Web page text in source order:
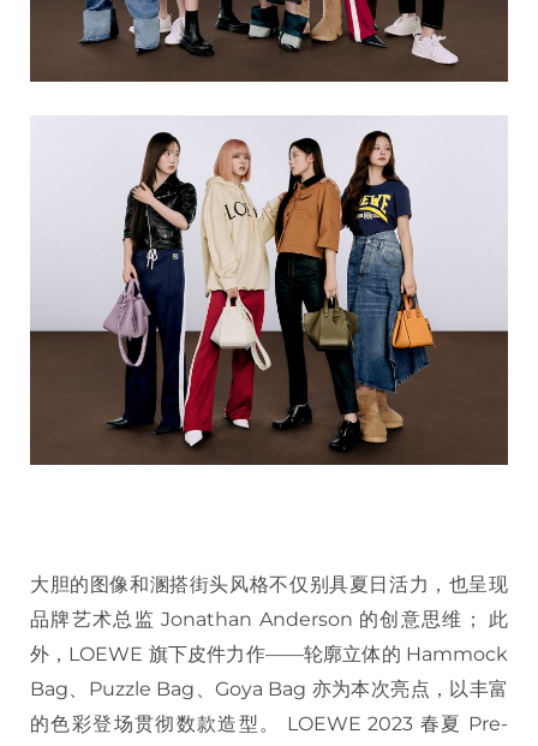
大胆的图像和溷搭街头风格不仅别具夏日活力，也呈现
品牌艺术总监 Jonathan Anderson 的创意思维； 此
外，LOEWE 旗下皮件力作——轮廓立体的 Hammock
Bag、Puzzle Bag、Goya Bag 亦为本次亮点，以丰富
的色彩登场贯彻数款造型。 LOEWE 2023 春夏 Pre-